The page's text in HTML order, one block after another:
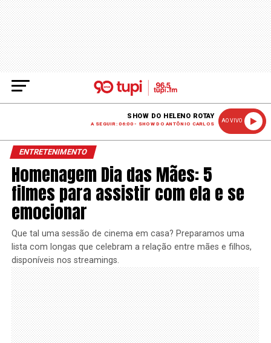
SHOW DO HELENO ROTAY
A SEGUIR: 06:00 - SHOW DO ANTÔNIO CARLOS
AO VIVO
ENTRETENIMENTO
Homenagem Dia das Mães: 5
filmes para assistir com ela e se
emocionar
Que tal uma sessão de cinema em casa? Preparamos uma
lista com longas que celebram a relação entre mães e filhos,
disponíveis nos streamings.